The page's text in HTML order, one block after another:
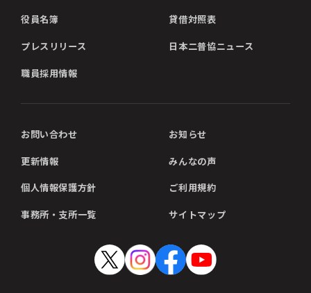
役員名簿 貸借対照表
プレスリリース 日本二普協ニュース
職員採用情報
お問い合わせ お知らせ
更新情報 みんなの声
個人情報保護方針 ご利用規約
事務所・支所一覧 サイトマップ